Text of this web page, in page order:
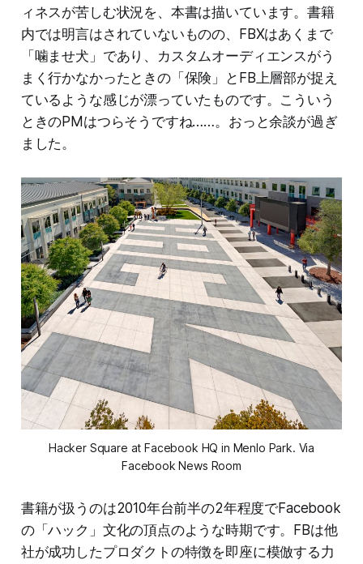
ィネスが苦しむ状況を、本書は描いています。書籍
内では明言はされていないものの、FBXはあくまで
「噛ませ犬」であり、カスタムオーディエンスがう
まく行かなかったときの「保険」とFB上層部が捉え
ているような感じが漂っていたものです。こういう
ときのPMはつらそうですね……。おっと余談が過ぎ
ました。
Hacker Square at Facebook HQ in Menlo Park. Via
Facebook News Room
書籍が扱うのは2010年台前半の2年程度でFacebook
の「ハック」文化の頂点のような時期です。FBは他
社が成功したプロダクトの特徴を即座に模倣する力